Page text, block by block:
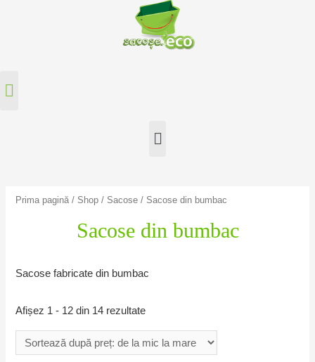
Prima pagină / Shop / Sacose / Sacose din bumbac
Sacose din bumbac
Sacose fabricate din bumbac
Afișez 1 - 12 din 14 rezultate